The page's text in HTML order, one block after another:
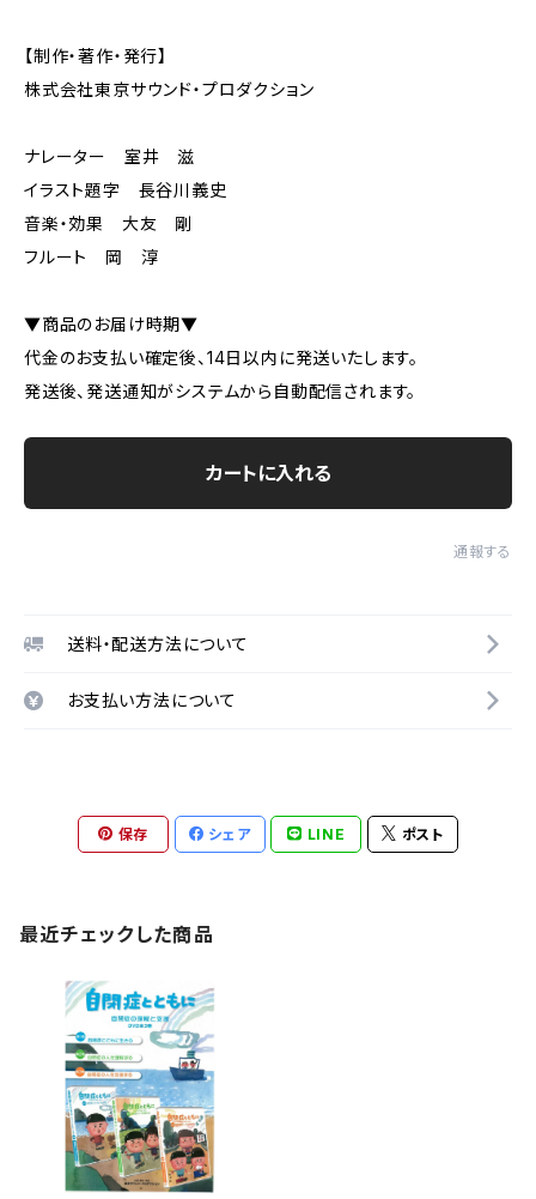
【制作・著作・発行】
株式会社東京サウンド・プロダクション
ナレーター 室井 滋
イラスト題字 長谷川義史
音楽・効果 大友 剛
フルート 岡 淳
▼商品のお届け時期▼
代金のお支払い確定後、14日以内に発送いたします。
発送後、発送通知がシステムから自動配信されます。
カートに入れる
通報する
送料・配送方法について
お支払い方法について
保存 シェア LINE ポスト
最近チェックした商品